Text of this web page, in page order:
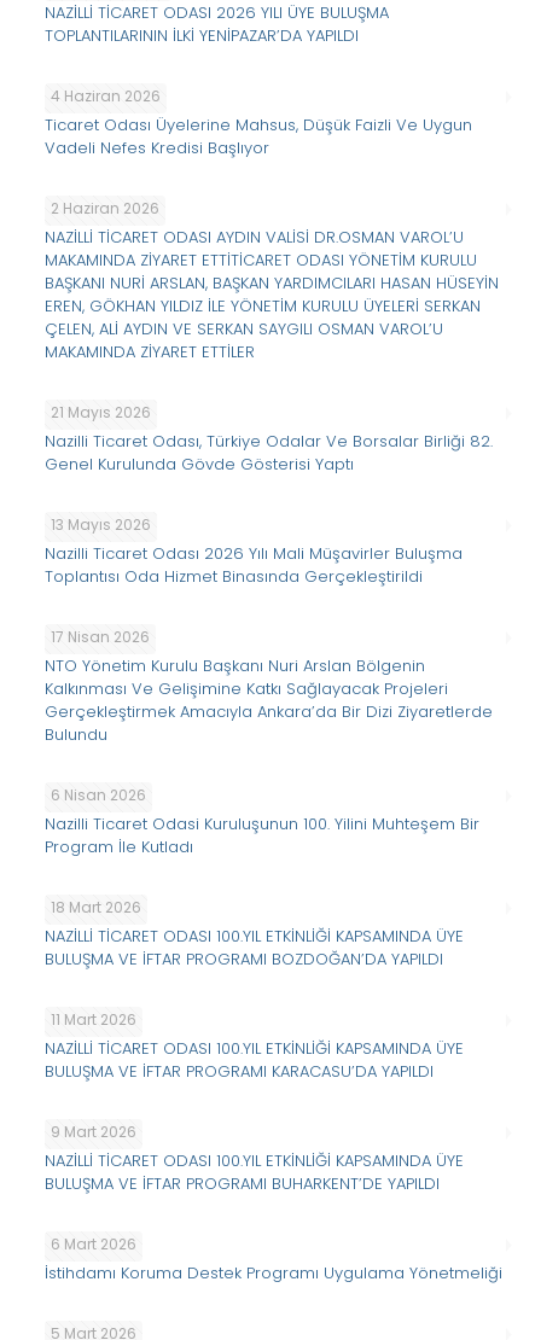
NAZİLLİ TİCARET ODASI 2026 YILI ÜYE BULUŞMA
TOPLANTILARININ İLKİ YENİPAZAR’DA YAPILDI
4 Haziran 2026
Ticaret Odası Üyelerine Mahsus, Düşük Faizli Ve Uygun
Vadeli Nefes Kredisi Başlıyor
2 Haziran 2026
NAZİLLİ TİCARET ODASI AYDIN VALİSİ DR.OSMAN VAROL’U
MAKAMINDA ZİYARET ETTİTİCARET ODASI YÖNETİM KURULU
BAŞKANI NURİ ARSLAN, BAŞKAN YARDIMCILARI HASAN HÜSEYİN
EREN, GÖKHAN YILDIZ İLE YÖNETİM KURULU ÜYELERİ SERKAN
ÇELEN, ALİ AYDIN VE SERKAN SAYGILI OSMAN VAROL’U
MAKAMINDA ZİYARET ETTİLER
21 Mayıs 2026
Nazilli Ticaret Odası, Türkiye Odalar Ve Borsalar Birliği 82.
Genel Kurulunda Gövde Gösterisi Yaptı
13 Mayıs 2026
Nazilli Ticaret Odası 2026 Yılı Mali Müşavirler Buluşma
Toplantısı Oda Hizmet Binasında Gerçekleştirildi
17 Nisan 2026
NTO Yönetim Kurulu Başkanı Nuri Arslan Bölgenin
Kalkınması Ve Gelişimine Katkı Sağlayacak Projeleri
Gerçekleştirmek Amacıyla Ankara’da Bir Dizi Ziyaretlerde
Bulundu
6 Nisan 2026
Nazilli Ticaret Odasi Kuruluşunun 100. Yilini Muhteşem Bir
Program İle Kutladı
18 Mart 2026
NAZİLLİ TİCARET ODASI 100.YIL ETKİNLİĞİ KAPSAMINDA ÜYE
BULUŞMA VE İFTAR PROGRAMI BOZDOĞAN’DA YAPILDI
11 Mart 2026
NAZİLLİ TİCARET ODASI 100.YIL ETKİNLİĞİ KAPSAMINDA ÜYE
BULUŞMA VE İFTAR PROGRAMI KARACASU’DA YAPILDI
9 Mart 2026
NAZİLLİ TİCARET ODASI 100.YIL ETKİNLİĞİ KAPSAMINDA ÜYE
BULUŞMA VE İFTAR PROGRAMI BUHARKENT’DE YAPILDI
6 Mart 2026
İstihdamı Koruma Destek Programı Uygulama Yönetmeliği
5 Mart 2026